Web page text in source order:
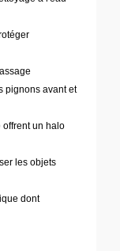
pignons avant et
offrent un halo
les objets
dont